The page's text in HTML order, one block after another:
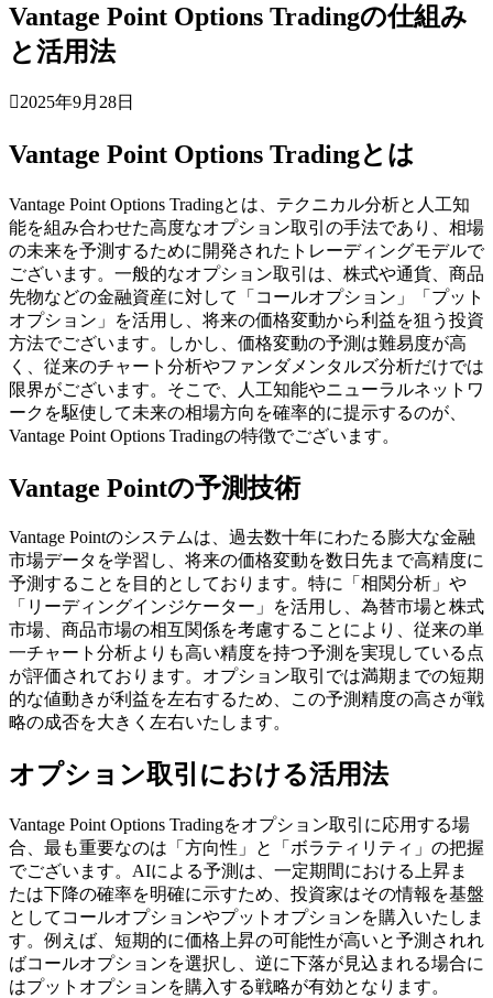
Vantage Point Options Tradingの仕組み
と活用法
2025年9月28日
Vantage Point Options Tradingとは
Vantage Point Options Tradingとは、テクニカル分析と人工知
能を組み合わせた高度なオプション取引の手法であり、相場
の未来を予測するために開発されたトレーディングモデルで
ございます。一般的なオプション取引は、株式や通貨、商品
先物などの金融資産に対して「コールオプション」「プット
オプション」を活用し、将来の価格変動から利益を狙う投資
方法でございます。しかし、価格変動の予測は難易度が高
く、従来のチャート分析やファンダメンタルズ分析だけでは
限界がございます。そこで、人工知能やニューラルネットワ
ークを駆使して未来の相場方向を確率的に提示するのが、
Vantage Point Options Tradingの特徴でございます。
Vantage Pointの予測技術
Vantage Pointのシステムは、過去数十年にわたる膨大な金融
市場データを学習し、将来の価格変動を数日先まで高精度に
予測することを目的としております。特に「相関分析」や
「リーディングインジケーター」を活用し、為替市場と株式
市場、商品市場の相互関係を考慮することにより、従来の単
一チャート分析よりも高い精度を持つ予測を実現している点
が評価されております。オプション取引では満期までの短期
的な値動きが利益を左右するため、この予測精度の高さが戦
略の成否を大きく左右いたします。
オプション取引における活用法
Vantage Point Options Tradingをオプション取引に応用する場
合、最も重要なのは「方向性」と「ボラティリティ」の把握
でございます。AIによる予測は、一定期間における上昇ま
たは下降の確率を明確に示すため、投資家はその情報を基盤
としてコールオプションやプットオプションを購入いたしま
す。例えば、短期的に価格上昇の可能性が高いと予測されれ
ばコールオプションを選択し、逆に下落が見込まれる場合に
はプットオプションを購入する戦略が有効となります。